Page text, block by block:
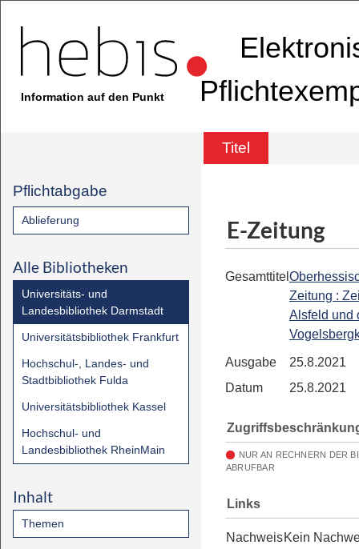
Information auf den Punkt
Titel
Pflichtabgabe
Ablieferung
Alle Bibliotheken
Universitäts- und
Landesbibliothek Darmstadt
Universitätsbibliothek Frankfurt
Hochschul-, Landes- und
Stadtbibliothek Fulda
Universitätsbibliothek Kassel
Hochschul- und
Landesbibliothek RheinMain
Inhalt
Themen
E-Zeitung
Gesamttitel
Zeitung :
Alsfeld und
Ausgabe
25.8.2021
Datum
25.8.2021
NUR AN RECHNERN DER
ABRUFBAR
Links
NachweisKein